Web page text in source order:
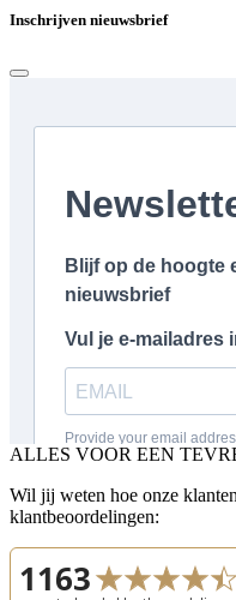
Inschrijven nieuwsbrief
ALLES VOOR EEN
Wil jij weten hoe onze
klantbeoordelingen: